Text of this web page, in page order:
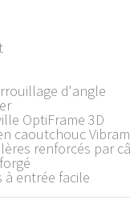
d'angle
OptiFrame 3D
caoutchouc
renforcés par
à entrée facile